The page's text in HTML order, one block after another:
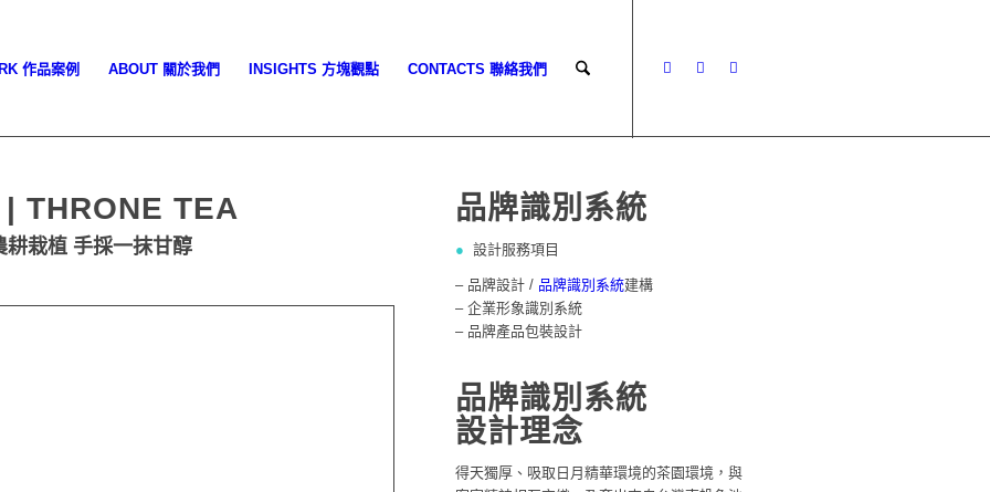
作品案例 ABOUT 關於我們 INSIGHTS 方塊觀點 CONTACTS 聯絡我們
THRONE TEA
耕栽植 手採一抹甘醇
品牌識別系統
●設計服務項目
– 品牌設計 / 品牌識別系統建構
– 企業形象識別系統
– 品牌產品包裝設計
品牌識別系統
設計理念
得天獨厚、吸取日月精華環境的茶園環境，與